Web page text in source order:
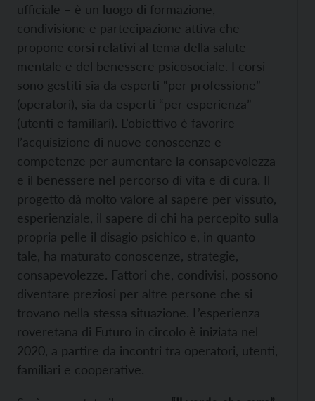
ufficiale – è un luogo di formazione,
condivisione e partecipazione attiva che
propone corsi relativi al tema della salute
mentale e del benessere psicosociale. I corsi
sono gestiti sia da esperti “per professione”
(operatori), sia da esperti “per esperienza”
(utenti e familiari). L’obiettivo è favorire
l’acquisizione di nuove conoscenze e
competenze per aumentare la consapevolezza
e il benessere nel percorso di vita e di cura. Il
progetto dà molto valore al sapere per vissuto,
esperienziale, il sapere di chi ha percepito sulla
propria pelle il disagio psichico e, in quanto
tale, ha maturato conoscenze, strategie,
consapevolezze. Fattori che, condivisi, possono
diventare preziosi per altre persone che si
trovano nella stessa situazione. L’esperienza
roveretana di Futuro in circolo è iniziata nel
2020, a partire da incontri tra operatori, utenti,
familiari e cooperative.